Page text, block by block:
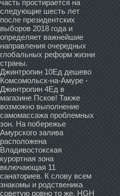
часть простирается на
следующие шесть лет
после президентских
выборов 2018 года и
определяет важнейшие
направления очередных
глобальных реформ жизни
страны.
Джинтропин 10Ед дешево
Комсомольск-на-Амуре -
Джинтропин 4Ед в
магазине Псков! Также
возможно выполнение
самомассажа проблемных
зон. На побережье
Амурского залива
расположена
Владивостокская
курортная зона
включающая 11
санаториев. К слову всем
знакомы и родственика
советую ровно то же. HGH